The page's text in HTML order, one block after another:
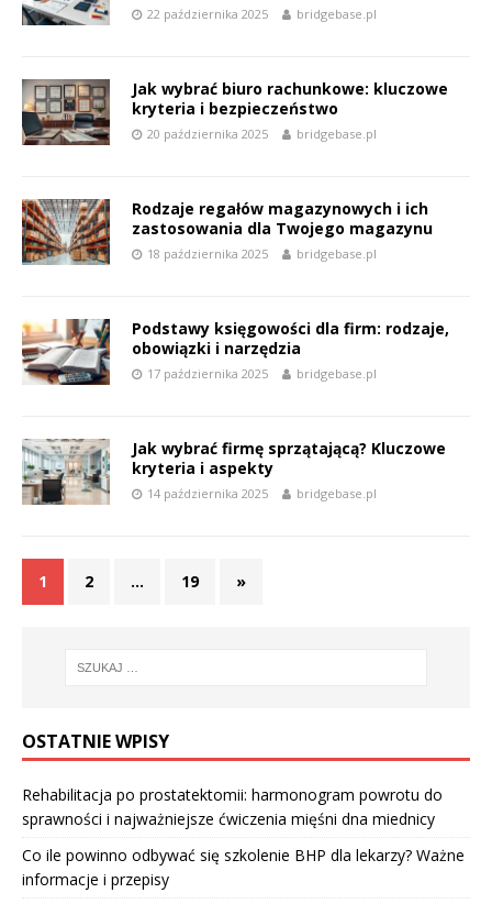
22 października 2025 bridgebase.pl
Jak wybrać biuro rachunkowe: kluczowe
kryteria i bezpieczeństwo
20 października 2025 bridgebase.pl
Rodzaje regałów magazynowych i ich
zastosowania dla Twojego magazynu
18 października 2025 bridgebase.pl
Podstawy księgowości dla firm: rodzaje,
obowiązki i narzędzia
17 października 2025 bridgebase.pl
Jak wybrać firmę sprzątającą? Kluczowe
kryteria i aspekty
14 października 2025 bridgebase.pl
1 2 … 19 »
OSTATNIE WPISY
Rehabilitacja po prostatektomii: harmonogram powrotu do
sprawności i najważniejsze ćwiczenia mięśni dna miednicy
Co ile powinno odbywać się szkolenie BHP dla lekarzy? Ważne
informacje i przepisy